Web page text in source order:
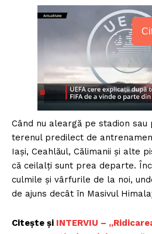
Când nu aleargă pe stadion sau
terenul predilect de
Iași, Ceahlăul, Călimanii și alte
că ceilalți sunt prea departe.
culmile și vârfurile de la noi,
de ajuns decât în Masivul
Citește și INTERVIU –